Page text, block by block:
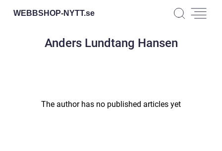
WEBBSHOP-NYTT.se
Anders Lundtang Hansen
The author has no published articles yet